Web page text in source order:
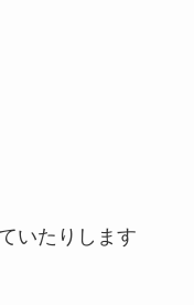
いたりします